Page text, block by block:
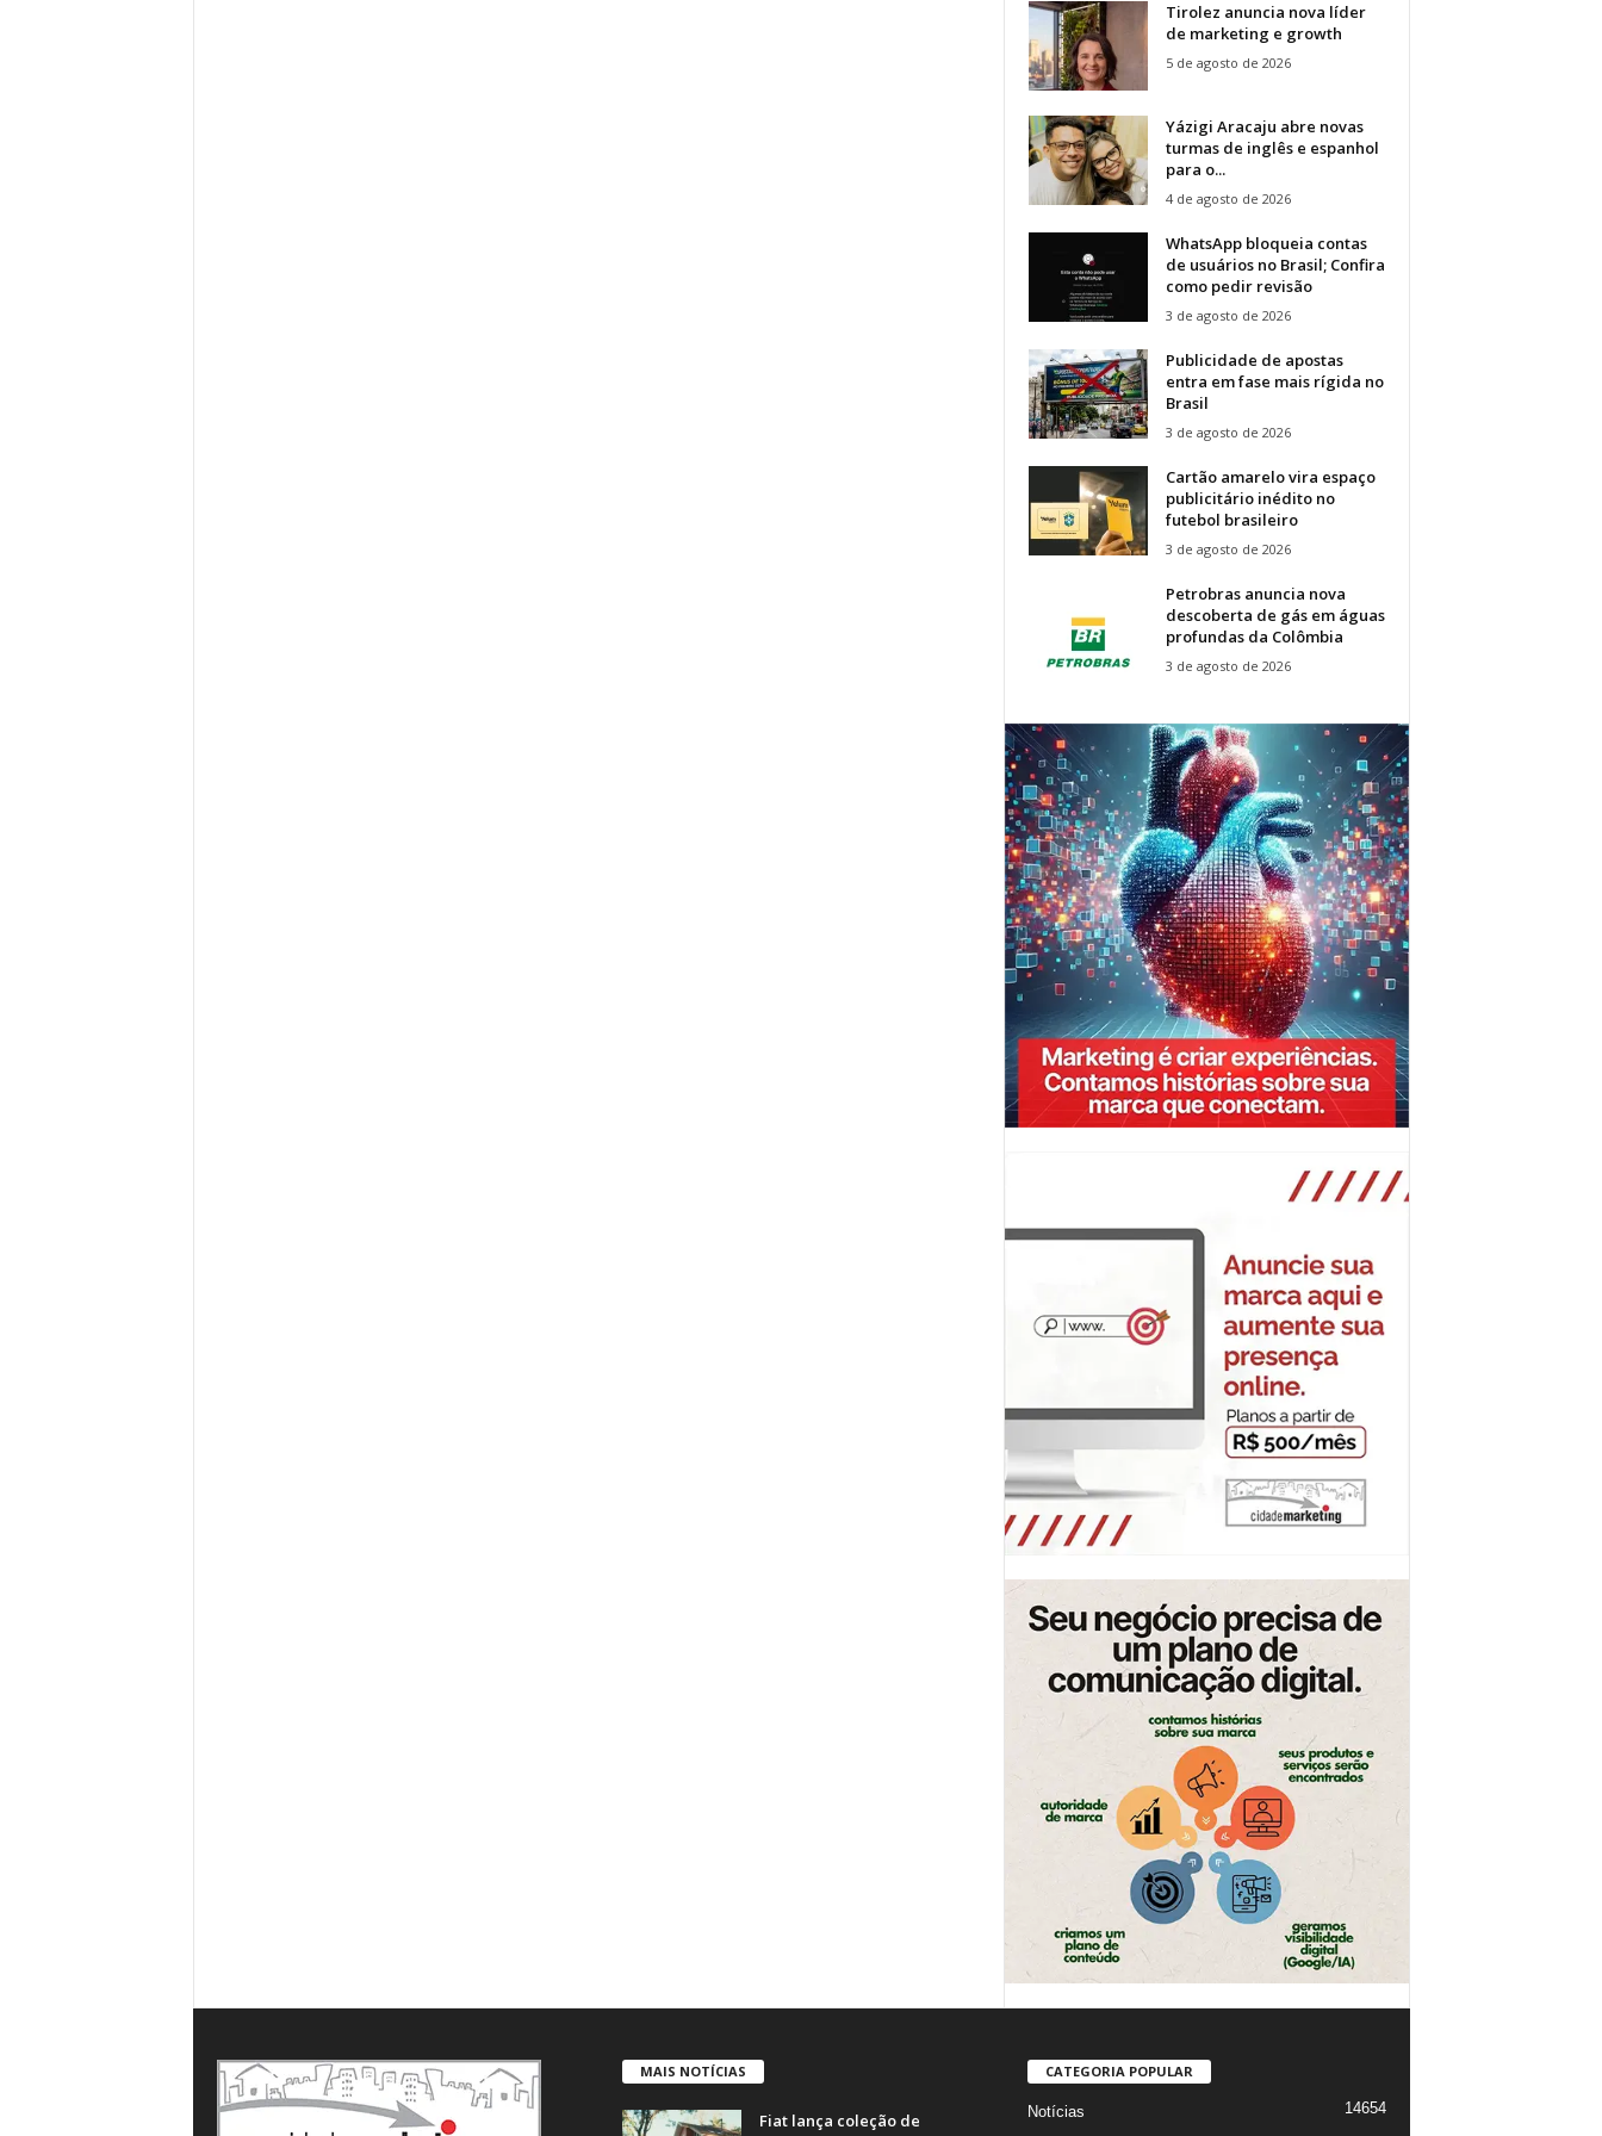
Tirolez anuncia nova líder
de marketing e growth
5 de agosto de 2026
Yázigi Aracaju abre novas
turmas de inglês e espanhol
para o...
4 de agosto de 2026
WhatsApp bloqueia contas
de usuários no Brasil; Confira
como pedir revisão
3 de agosto de 2026
Publicidade de apostas
entra em fase mais rígida no
Brasil
3 de agosto de 2026
Cartão amarelo vira espaço
publicitário inédito no
futebol brasileiro
3 de agosto de 2026
Petrobras anuncia nova
descoberta de gás em águas
profundas da Colômbia
3 de agosto de 2026
MAIS NOTÍCIAS
Fiat lança coleção de
CATEGORIA POPULAR
Notícias
14654